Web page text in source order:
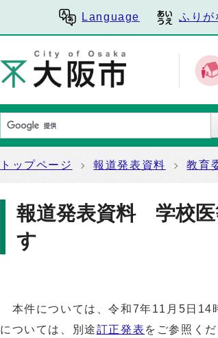
Language ふりが
トップページ 報道発表資料 教育
報道発表資料 学校医
す
本件については、令和7年11月5日14
については、別途訂正発表 をご参照くだ